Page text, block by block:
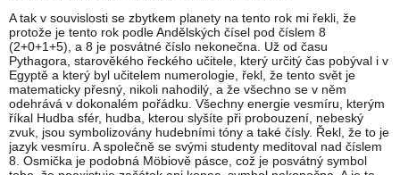
A tak v souvislosti se zbytkem planety na tento rok mi řekli, že
protože je tento rok podle Andělských čísel pod číslem 8
(2+0+1+5), a 8 je posvátné číslo nekonečna. Už od času
Pythagora, starověkého řeckého učitele, který určitý čas pobýval i v
Egyptě a který byl učitelem numerologie, řekl, že tento svět je
matematicky přesný, nikoli nahodilý, a že všechno se v něm
odehrává v dokonalém pořádku. Všechny energie vesmíru, kterým
říkal Hudba sfér, hudba, kterou slyšíte při probouzení, nebeský
zvuk, jsou symbolizovány hudebními tóny a také čísly. Řekl, že to je
jazyk vesmíru. A společně se svými studenty meditoval nad číslem
8. Osmička je podobná Möbiově pásce, což je posvátný symbol